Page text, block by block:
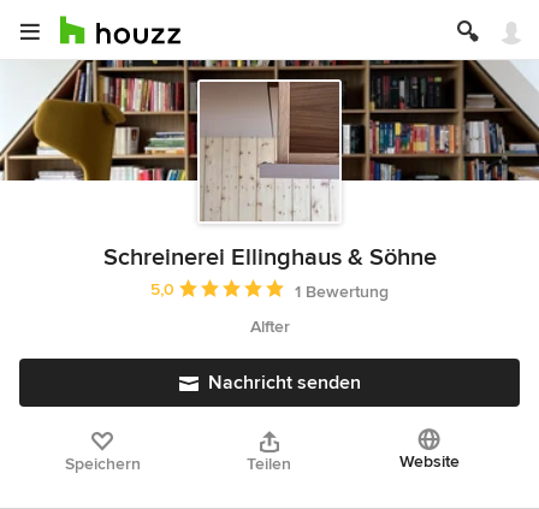
Schreinerei Ellinghaus & Söhne
Durchschnittliche Bewertung: 5 von 5 Sternen
5,0
1 Bewertung
Alfter
Nachricht senden
Speichern Teilen Website